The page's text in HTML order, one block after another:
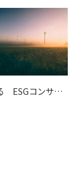
ESGコンサル